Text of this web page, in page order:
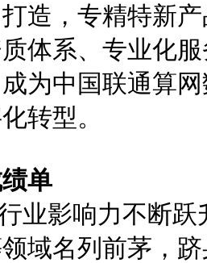
造，专精特新
体系、专业化
为中国联通算
转型。
单
业影响力不断
域名列前茅，